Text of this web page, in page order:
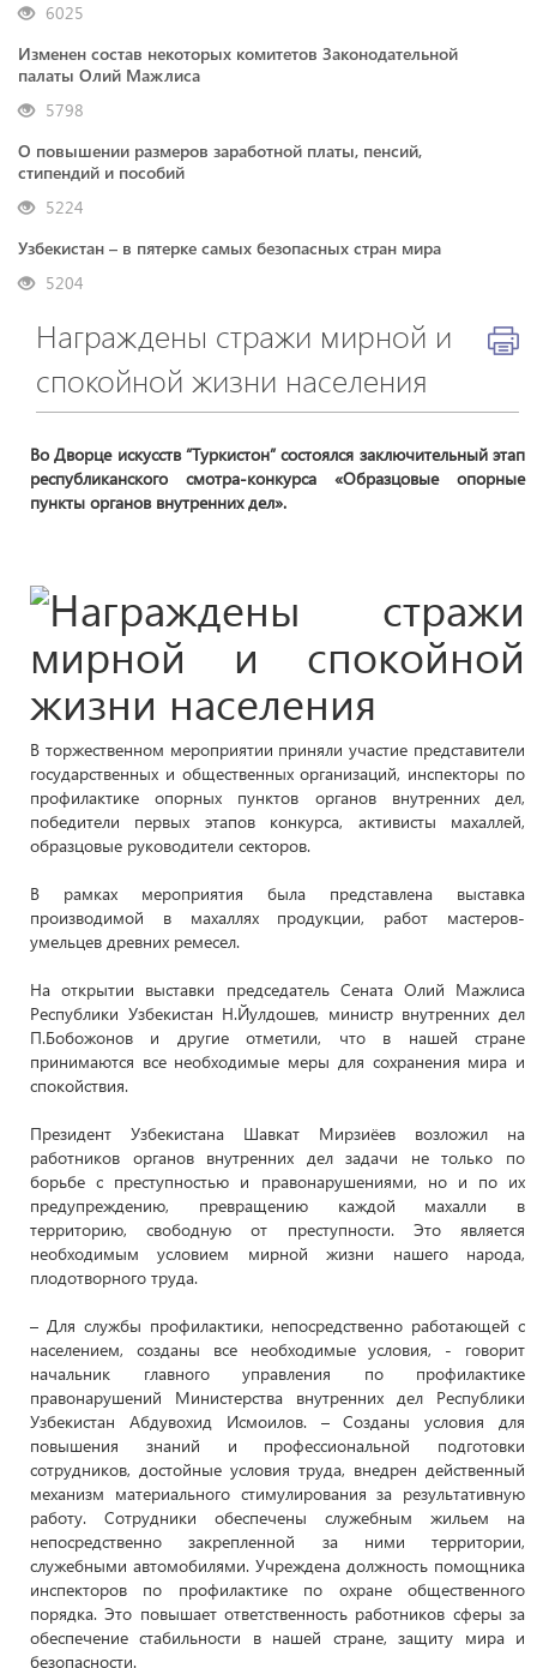
6025
Изменен состав некоторых комитетов Законодательной
палаты Олий Мажлиса
5798
О повышении размеров заработной платы, пенсий,
стипендий и пособий
5224
Узбекистан – в пятерке самых безопасных стран мира
5204
Награждены стражи мирной и
спокойной жизни населения
Во Дворце искусств “Туркистон” состоялся заключительный этап
республиканского смотра-конкурса «Образцовые опорные
пункты органов внутренних дел».
В торжественном мероприятии приняли участие представители
государственных и общественных организаций, инспекторы по
профилактике опорных пунктов органов внутренних дел,
победители первых этапов конкурса, активисты махаллей,
образцовые руководители секторов.
В рамках мероприятия была представлена выставка
производимой в махаллях продукции, работ мастеров-
умельцев древних ремесел.
На открытии выставки председатель Сената Олий Мажлиса
Республики Узбекистан Н.Йулдошев, министр внутренних дел
П.Бобожонов и другие отметили, что в нашей стране
принимаются все необходимые меры для сохранения мира и
спокойствия.
Президент Узбекистана Шавкат Мирзиёев возложил на
работников органов внутренних дел задачи не только по
борьбе с преступностью и правонарушениями, но и по их
предупреждению, превращению каждой махалли в
территорию, свободную от преступности. Это является
необходимым условием мирной жизни нашего народа,
плодотворного труда.
– Для службы профилактики, непосредственно работающей с
населением, созданы все необходимые условия, - говорит
начальник главного управления по профилактике
правонарушений Министерства внутренних дел Республики
Узбекистан Абдувохид Исмоилов. – Созданы условия для
повышения знаний и профессиональной подготовки
сотрудников, достойные условия труда, внедрен действенный
механизм материального стимулирования за результативную
работу. Сотрудники обеспечены служебным жильем на
непосредственно закрепленной за ними территории,
служебными автомобилями. Учреждена должность помощника
инспекторов по профилактике по охране общественного
порядка. Это повышает ответственность работников сферы за
обеспечение стабильности в нашей стране, защиту мира и
безопасности.